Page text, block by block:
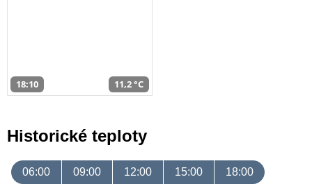
18:10 11,2 °C
Historické teploty
06:00 09:00 12:00 15:00 18:00